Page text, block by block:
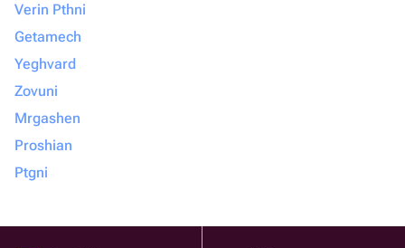
Verin Pthni
Getamech
Yeghvard
Zovuni
Mrgashen
Proshian
Ptgni